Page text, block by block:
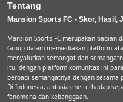
Tentang
Mansion Sports FC - Skor, Hasil,
Mansion Sports FC merupakan
Group dalam menyediakan platform
menyalurkan semangat dan
itu, dengan platform komunitas ini
berbagi semangatnya dengan
Di Indonesia, antusiasme terhadap
fenomena dan kebanggaan.